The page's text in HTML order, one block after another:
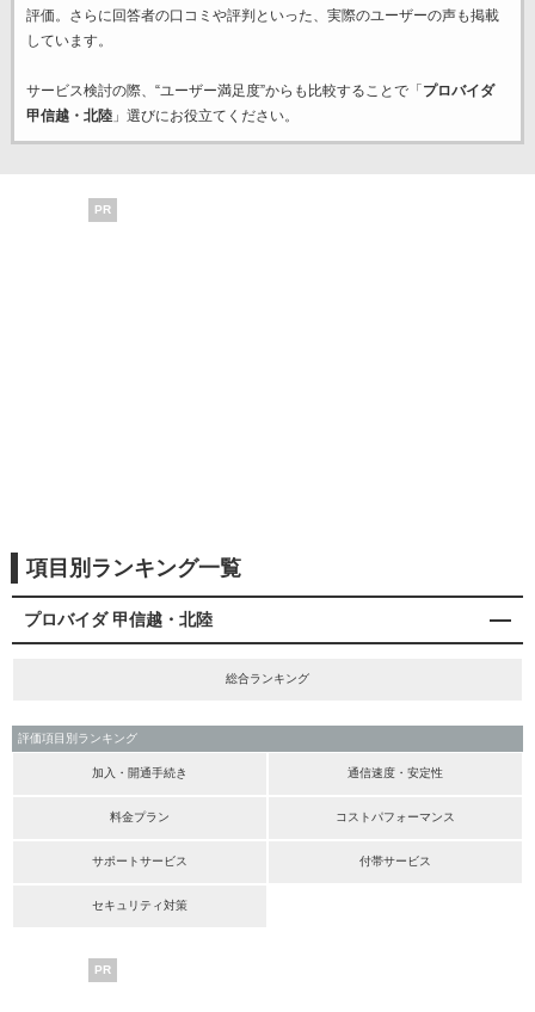
評価。さらに回答者の口コミや評判といった、実際のユーザーの声も掲載
しています。
サービス検討の際、“ユーザー満足度”からも比較することで「 プロバイダ
甲信越・北陸」選びにお役立てください。
PR
項目別ランキング一覧
プロバイダ 甲信越・北陸
総合ランキング
評価項目別ランキング
加入・開通手続き 通信速度・安定性
料金プラン コストパフォーマンス
サポートサービス 付帯サービス
セキュリティ対策
PR